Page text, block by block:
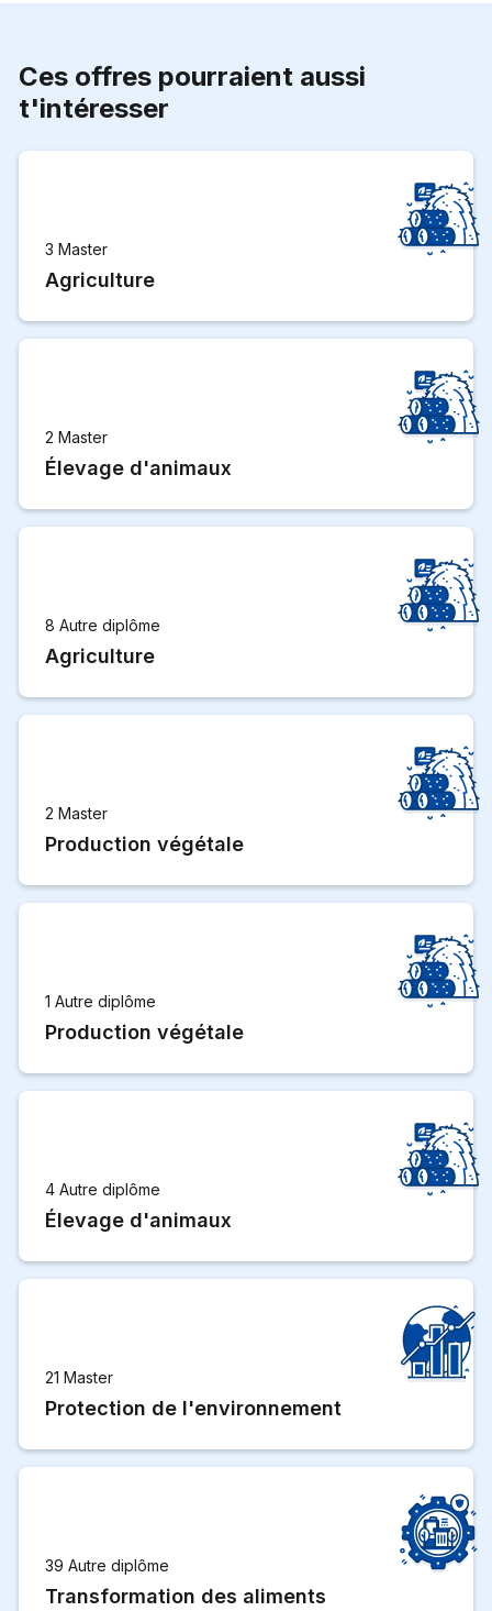
Ces offres pourraient aussi
t'intéresser
3 Master
Agriculture
2 Master
Élevage d'animaux
8 Autre diplôme
Agriculture
2 Master
Production végétale
1 Autre diplôme
Production végétale
4 Autre diplôme
Élevage d'animaux
21 Master
Protection de l'environnement
39 Autre diplôme
Transformation des aliments